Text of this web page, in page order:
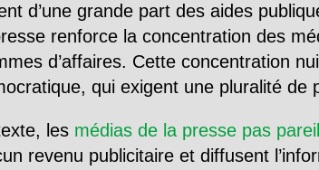
d’une grande part des aides
renforce la concentration des
d’affaires. Cette concentration
qui exigent une pluralité de
les médias de la presse pas
revenu publicitaire et diffusent